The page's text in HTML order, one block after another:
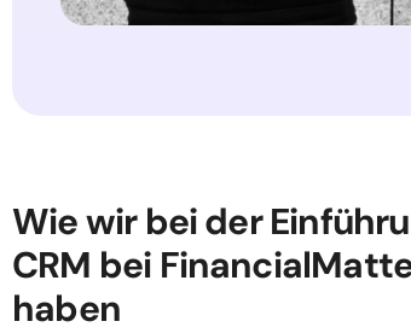
Wie wir bei der
CRM bei
haben